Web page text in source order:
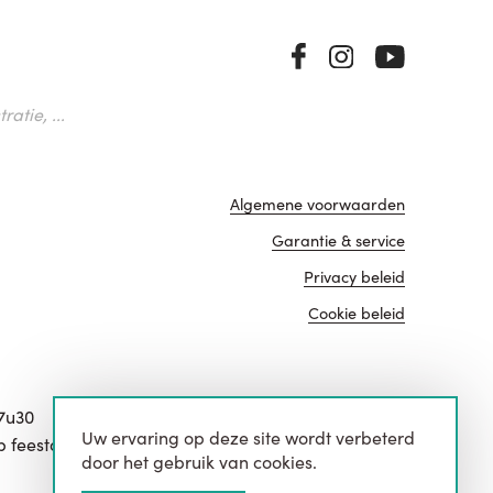
...
feestdagen.
Algemene voorwaarden
Garantie & service
Privacy beleid
Cookie beleid
website door
Uw ervaring op deze site wordt verbeterd
door het gebruik van cookies.